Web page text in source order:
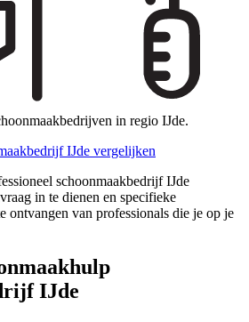
in regio IJde.
IJde vergelijken
schoonmaakbedrijf IJde
in te dienen en specifieke
ontvangen van professionals die je op je
IJde